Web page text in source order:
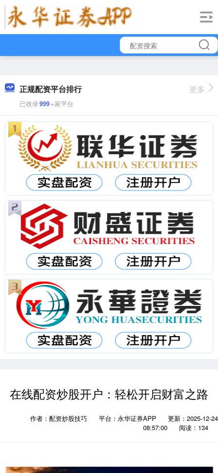
正规配资平台排行
已收录999+家平台
更多
在线配资炒股开户：轻松开启财富之路
作者：配资炒股技巧 平台：永华证券APP
更新：2025-12-24
08:57:00
阅读：134